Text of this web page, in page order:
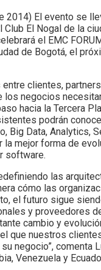
2014) El evento se
El Nogal de la
el EMC
de Bogotá, el
clientes,
los negocios
hacia la Tercera
podrán
Big Data, Analytics,
mejor forma de
software.
las
cómo las
el futuro sigue
y proveedores
cambio y
que nuestros
negocio”, comenta
Venezuela y